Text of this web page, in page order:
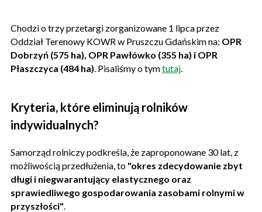
Chodzi o trzy przetargi zorganizowane 1 lipca przez
Oddział Terenowy KOWR w Pruszczu Gdańskim na: OPR
Dobrzyń (575 ha), OPR Pawłówko (355 ha) i OPR
Płaszczyca (484 ha) . Pisaliśmy o tymtutaj
Kryteria, które eliminują rolników
indywidualnych?
Samorząd rolniczy podkreśla, że zaproponowane 30 lat, z
możliwością przedłużenia, to "okres zdecydowanie zbyt
długi i niegwarantujący elastycznego oraz
sprawiedliwego gospodarowania zasobami rolnymi w
przyszłości"